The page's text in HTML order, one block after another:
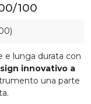
100
e lunga durata con
innovativo a
una parte